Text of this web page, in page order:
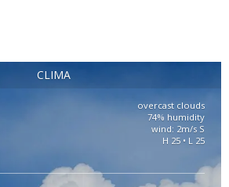
CLIMA
overcast clouds
74% humidity
wind: 2m/s S
H 25 • L 25